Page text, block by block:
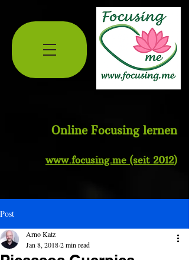
Online Focusing lernen
www.focusing.me (seit 2012)
Post
Arno Katz
Jan 8, 20182 min read